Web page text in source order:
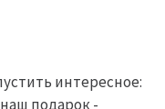
интересное:
подарок -